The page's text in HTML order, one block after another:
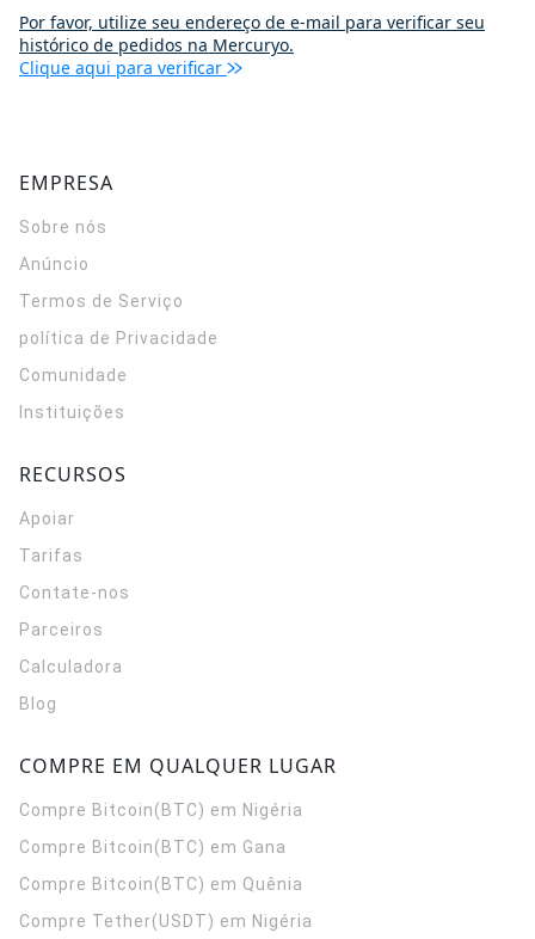
Por favor, utilize seu endereço de e-mail para verificar seu
histórico de pedidos na Mercuryo.
Clique aqui para verificar
EMPRESA
Sobre nós
Anúncio
Termos de Serviço
política de Privacidade
Comunidade
Instituições
RECURSOS
Apoiar
Tarifas
Contate-nos
Parceiros
Calculadora
Blog
COMPRE EM QUALQUER LUGAR
Compre Bitcoin(BTC) em Nigéria
Compre Bitcoin(BTC) em Gana
Compre Bitcoin(BTC) em Quênia
Compre Tether(USDT) em Nigéria